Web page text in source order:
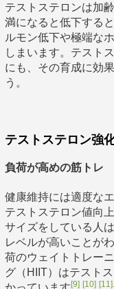
テストステロンは加
満になると低下する
ルモン低下や極端な
しまいます。テスト
にも、その育成に効
う。
テストステロン強
負荷が高めの筋トレ
健康維持には適度な
テストステロン値向
サイズをしている人
レベルが高いことが
荷のウェイトトレー
グ（HIIT）はテスト
[9] [10] [11]